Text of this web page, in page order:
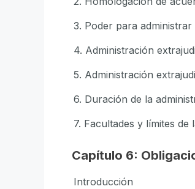
3. Poder para administrar
4. Administración
5. Administración
6. Duración de la
7. Facultades y límites de
Capítulo 6:
Introducción